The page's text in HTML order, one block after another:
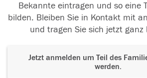
Bekannte eintragen und so eine
bilden. Bleiben Sie in Kontakt mit
und tragen Sie sich jetzt ganz
Jetzt anmelden um Teil des
werden.